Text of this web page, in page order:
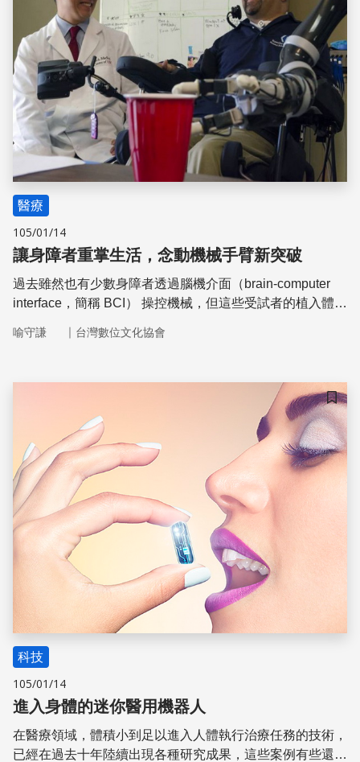
醫療
105/01/14
讓身障者重掌生活，念動機械手臂新突破
過去雖然也有少數身障者透過腦機介面（brain-computer
interface，簡稱 BCI） 操控機械，但這些受試者的植入體，
被動記錄訊號。而新型的機械手臂則是在後頂葉皮質層內
用者意圖，創造更簡便、人性化的服務
喻守謙 ｜ 台灣數位文化協會
儲存
科技
105/01/14
進入身體的迷你醫用機器人
在醫療領域，體積小到足以進入人體執行治療任務的技術，
已經在過去十年陸續出現各種研究成果，這些案例有些還躺